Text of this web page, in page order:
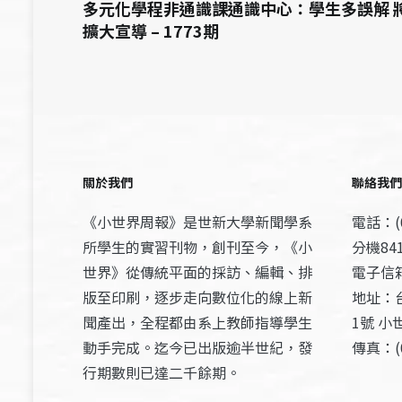
多元化學程非通識課通識中心：學生多誤解
擴大宣導 – 1773期
關於我們
《小世界周報》是世新大學新聞學系
所學生的實習刊物，創刊至今，《小
世界》從傳統平面的採訪、編輯、排
版至印刷，逐步走向數位化的線上新
聞產出，全程都由系上教師指導學生
動手完成。迄今已出版逾半世紀，發
行期數則已達二千餘期。
聯絡我們
電話：
分機
電子信
地址：
1號 小
傳真：